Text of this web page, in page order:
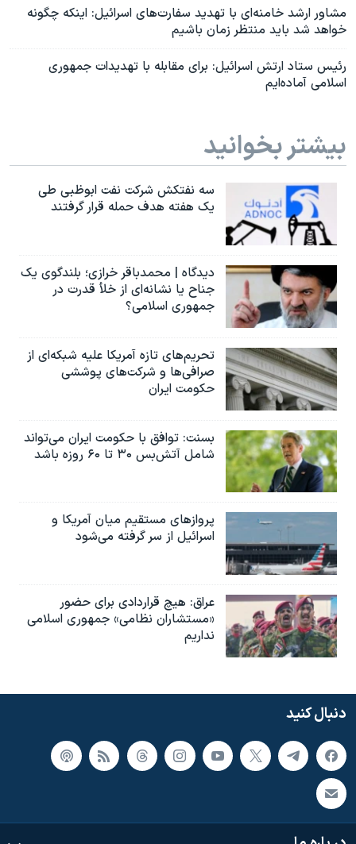
مشاور ارشد خامنه‌ای با تهدید سفارت‌های اسرائیل: اینکه چگونه
خواهد شد باید منتظر زمان باشیم
رئیس ستاد ارتش اسرائیل: برای مقابله با تهدیدات جمهوری
اسلامی آماده‌ایم
بیشتر بخوانید
سه نفتکش شرکت نفت ابوظبی طی
یک هفته هدف حمله قرار گرفتند
دیدگاه | محمدباقر خرازی؛ بلندگوی یک
جناح یا نشانه‌ای از خلأ قدرت در
جمهوری اسلامی؟
تحریم‌های تازه آمریکا علیه شبکه‌ای از
صرافی‌ها و شرکت‌های پوششی
حکومت ایران
بسنت: توافق با حکومت ایران می‌تواند
شامل آتش‌بس ۳۰ تا ۶۰ روزه باشد
پروازهای مستقیم میان آمریکا و
اسرائیل از سر گرفته می‌شود
عراق: هیچ قراردادی برای حضور
«مستشاران نظامی» جمهوری اسلامی
نداریم
دنبال کنید